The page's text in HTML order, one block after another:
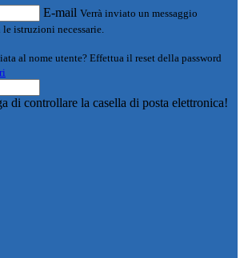
E-mail Verrà inviato un messaggio
istruzioni necessarie.
al nome utente? Effettua il reset della password
di controllare la casella di posta elettronica!